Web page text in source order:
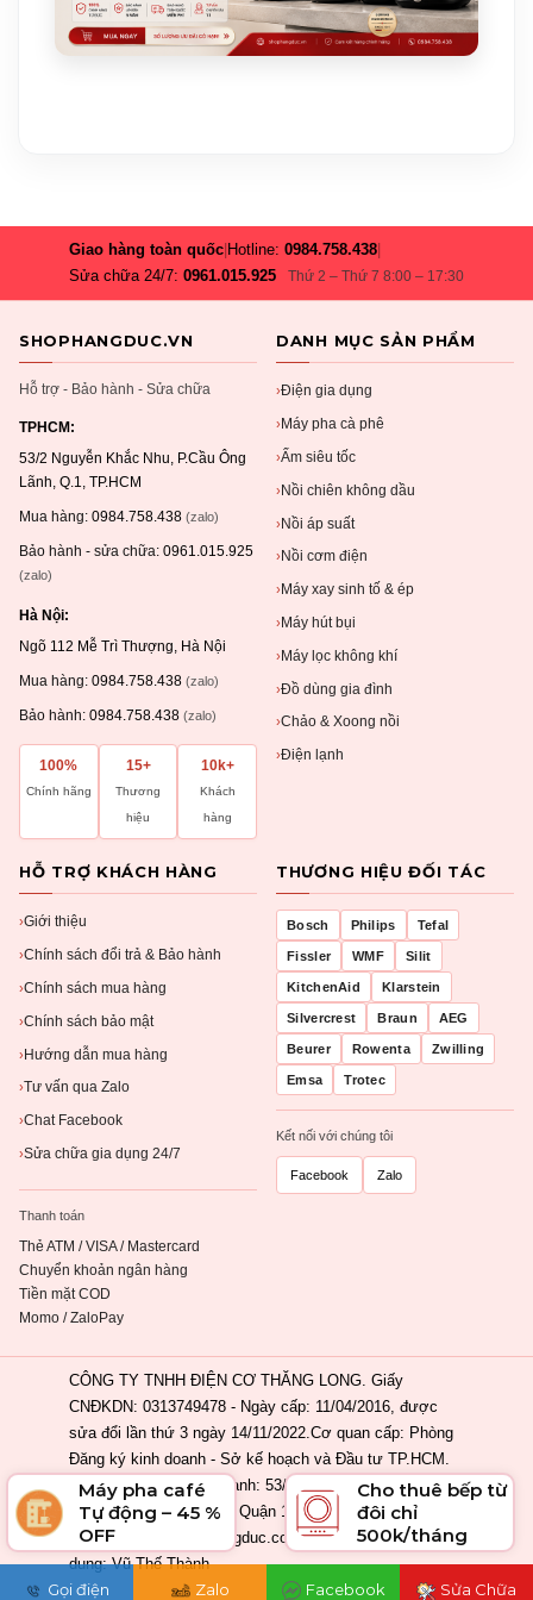
Giao hàng toàn quốc Hotline:0984.758.438
Sửa chữa 24/7:0961.015.925 Thứ 2 – Thứ 7 8:00 – 17:30
SHOPHANGDUC.VN
Hỗ trợ - Bảo hành - Sửa chữa
TPHCM:
53/2 Nguyễn Khắc Nhu, P.Cầu Ông
Lãnh, Q.1, TP.HCM
Mua hàng: 0984.758.438 (zalo)
Bảo hành - sửa chữa: 0961.015.925
(zalo)
Hà Nội:
Ngõ 112 Mễ Trì Thượng, Hà Nội
Mua hàng: 0984.758.438 (zalo)
Bảo hành: 0984.758.438 (zalo)
100%
Chính hãng
15+
Thương
hiệu
10k+
Khách
hàng
DANH MỤC SẢN PHẨM
›Điện gia dụng
› Máy pha cà phê
›Ấm siêu tốc
›Nồi chiên không dầu
›Nồi áp suất
› Nồi cơm điện
› Máy xay sinh tố & ép
› Máy hút bụi
›Máy lọc không khí
›Đồ dùng gia đình
›Chảo & Xoong nồi
›Điện lạnh
HỖ TRỢ KHÁCH HÀNG
›Giới thiệu
›Chính sách đổi trả & Bảo hành
›Chính sách mua hàng
›Chính sách bảo mật
›Hướng dẫn mua hàng
›Tư vấn qua Zalo
›Chat Facebook
›Sửa chữa gia dụng 24/7
Thanh toán
Thẻ ATM / VISA / Mastercard
Chuyển khoản ngân hàng
Tiền mặt COD
Momo / ZaloPay
THƯƠNG HIỆU ĐỐI TÁC
Bosch Philips Tefal
Fissler WMF Silit
KitchenAid Klarstein
Silvercrest Braun AEG
Beurer Rowenta Zwilling
Emsa Trotec
Kết nối với chúng tôi
Facebook Zalo
CÔNG TY TNHH ĐIỆN CƠ THĂNG LONG. Giấy
CNĐKDN: 0313749478 - Ngày cấp: 11/04/2016, được
sửa đổi lần thứ 3 ngày 14/11/2022.Cơ quan cấp: Phòng
Đăng ký kinh doanh - Sở kế hoạch và Đầu tư TP.HCM.
Địa chỉ đăng ký kinh doanh: 53/2 Nguyễn Khắc Nhu,
Phường Cầu Ông Lãnh, Quận 1, Tp. Hồ Chí Minh, Việt
Nam. Email: info@ahangduc.com. Chịu trách nhiệm nội
dung: Vũ Thế Thành
Máy pha café
Tự động – 45 %
OFF
Cho thuê bếp từ
đôi chỉ
500k/tháng
Gọi điện Zalo Facebook Sửa Chữa